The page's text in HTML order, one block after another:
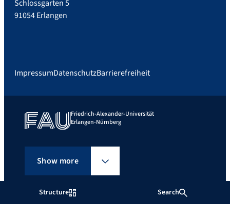
Structure Search
Schlossgarten 5
91054 Erlangen
ImpressumDatenschutzBarrierefreiheit
Friedrich-Alexander-Universität
Erlangen-Nürnberg
Show more